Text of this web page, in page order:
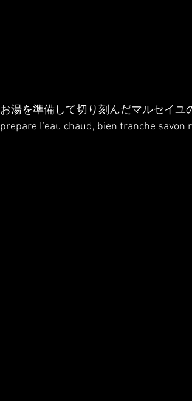
お湯を準備して切り刻んだマルセイ
prepare l'eau chaud, bien tranche